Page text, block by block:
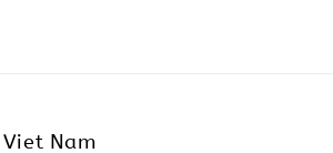
Nam